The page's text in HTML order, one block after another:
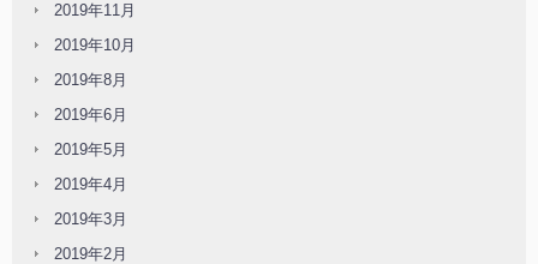
2019年11月
2019年10月
2019年8月
2019年6月
2019年5月
2019年4月
2019年3月
2019年2月